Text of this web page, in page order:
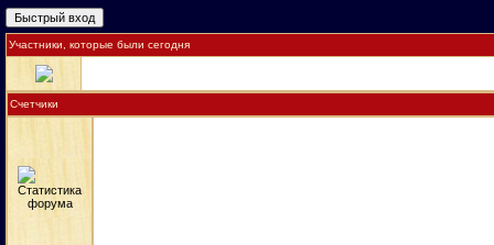
Участники, которые были сегодня
Счетчики